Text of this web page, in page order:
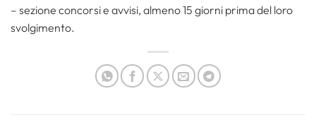
– sezione concorsi e avvisi, almeno 15 giorni prima del loro
svolgimento.